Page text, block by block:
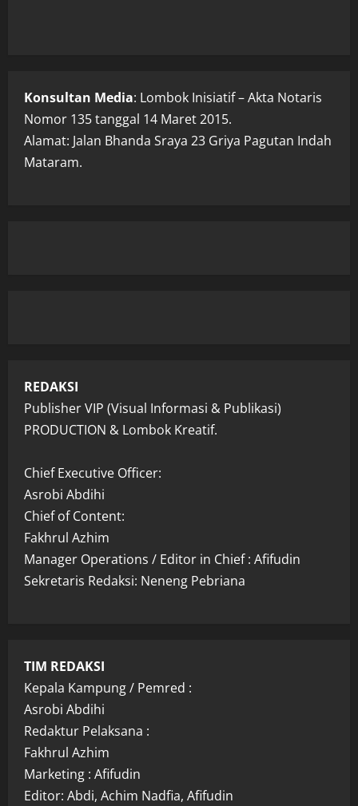
Konsultan Media: Lombok Inisiatif – Akta Notaris
Nomor 135 tanggal 14 Maret 2015.
Alamat: Jalan Bhanda Sraya 23 Griya Pagutan Indah
Mataram.
REDAKSI
Publisher VIP (Visual Informasi & Publikasi)
PRODUCTION & Lombok Kreatif.
Chief Executive Officer:
Asrobi Abdihi
Chief of Content:
Fakhrul Azhim
Manager Operations / Editor in Chief : Afifudin
Sekretaris Redaksi: Neneng Pebriana
TIM REDAKSI
Kepala Kampung / Pemred :
Asrobi Abdihi
Redaktur Pelaksana :
Fakhrul Azhim
Marketing : Afifudin
Editor: Abdi, Achim Nadfia, Afifudin